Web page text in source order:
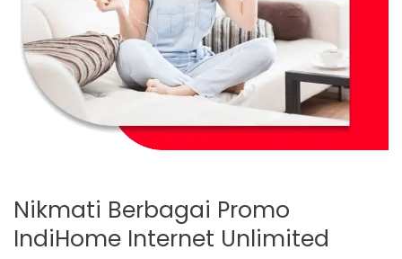
Nikmati Berbagai Promo
IndiHome Internet Unlimited